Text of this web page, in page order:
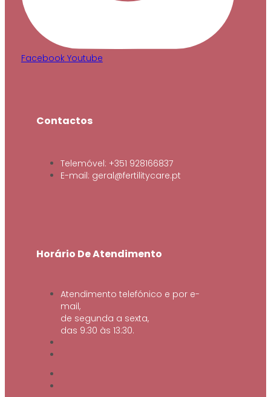
Facebook Youtube
Contactos
Telemóvel: +351 928166837
E-mail: geral@fertilitycare.pt
Horário De Atendimento
Atendimento telefónico e por e-
mail,
de segunda a sexta,
das 9:30 às 13:30.